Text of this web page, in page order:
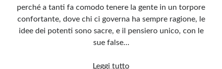
sensi della legge n· 62 del 7.03.2001. L’autore non è responsabile di quanto
pubblicato dai lettori nei commenti ai vari post. Saranno comunque cancellati quelli
ritenuti offensivi o lesivi dell’immagine o dell’onorabilità di terzi, di genere spam,
razzisti o che contengano dati personali non conformi al rispetto delle norme sulla
privacy. Alcune immagini inserite in questo blog sono tratte da Internet e, pertanto,
considerate di pubblico dominio. Qualora la loro pubblicazione violasse eventuali
diritti d’autore, vi invito a comunicarlo via e-mail a info[at]dinovalle.it e saranno
perché a tanti fa comodo tenere la gente in un torpore
confortante, dove chi ci governa ha sempre ragione, le
idee dei potenti sono sacre, e il pensiero unico, con le
sue false…
Leggi tuttoTrump: